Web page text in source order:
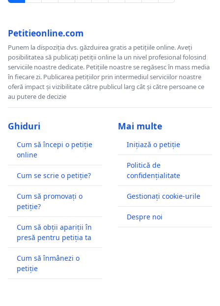
Petitieonline.com
Punem la dispoziția dvs. găzduirea gratis a petițiile online. Aveți
posibilitatea să publicați petiții online la un nivel profesional folosind
serviciile noastre dedicate. Petițiile noastre se regăsesc în mass media
în fiecare zi. Publicarea petițiilor prin intermediul serviciilor noastre
oferă impact și vizibilitate către publicul larg cât și către persoane ce
au putere de decizie
Ghiduri
Cum să începi o petiție
online
Cum se scrie o petiție?
Cum să promovați o
petiție?
Cum să obții apariții în
presă pentru petiția ta
Cum să înmânezi o
petiție
Mai multe
Inițiază o petiție
Politică de
confidențialitate
Gestionați cookie-urile
Despre noi